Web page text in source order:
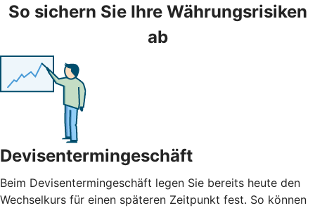
So sichern Sie Ihre Währungsrisiken
ab
Devisentermingeschäft
Beim Devisentermingeschäft legen Sie bereits heute den
Wechselkurs für einen späteren Zeitpunkt fest. So können